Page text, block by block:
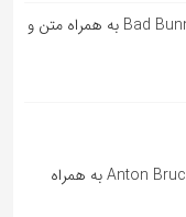
آهنگ اسپانیایی Booker T از Bad Bunny به همراه متن و
آهنگ آلمانی Zerrissen از Anton Bruckner به همراه